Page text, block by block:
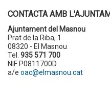
CONTACTA AMB
Ajuntament del Masnou
Prat de la Riba, 1
08320 - El Masnou
Tel. 935 571 700
NIF P0811700D
a/e oac@elmasnou.cat